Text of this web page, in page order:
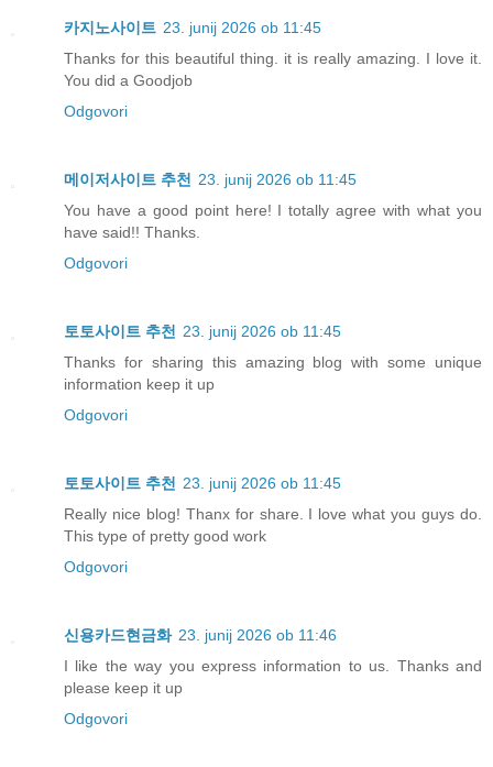
카지노사이트 23. junij 2026 ob 11:45
Thanks for this beautiful thing. it is really amazing. I love it.
You did a Goodjob
Odgovori
메이저사이트 추천
23. junij 2026 ob 11:45
You have a good point here! I totally agree with what you
have said!! Thanks.
Odgovori
토토사이트 추천
23. junij 2026 ob 11:45
Thanks for sharing this amazing blog with some unique
information keep it up
Odgovori
토토사이트 추천
23. junij 2026 ob 11:45
Really nice blog! Thanx for share. I love what you guys do.
This type of pretty good work
Odgovori
신용카드현금화 23. junij 2026 ob 11:46
I like the way you express information to us. Thanks and
please keep it up
Odgovori